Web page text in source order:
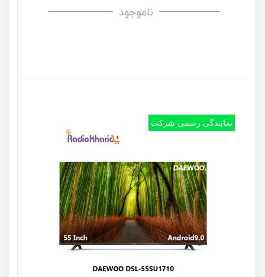
نمایندگی رسمی شرکت